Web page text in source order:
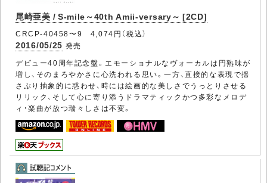
尾崎亜美 / S-mile～40th Amii-versary～ [2CD]
CRCP-40458〜9 4,074円（税込）
2016/05/25 発売
デビュー40周年記念盤。エモーショナルなヴォーカルは円熟味が
増し、そのまろやかさに心洗われる思い。一方、直接的な表現で揺
さぶり抽象的に惑わせ、時には絵画的な美しさでうっとりさせる
リリック、そして心に寄り添うドラマティックかつ多彩なメロデ
ィ・楽曲が放つ瑞々しさは不変。